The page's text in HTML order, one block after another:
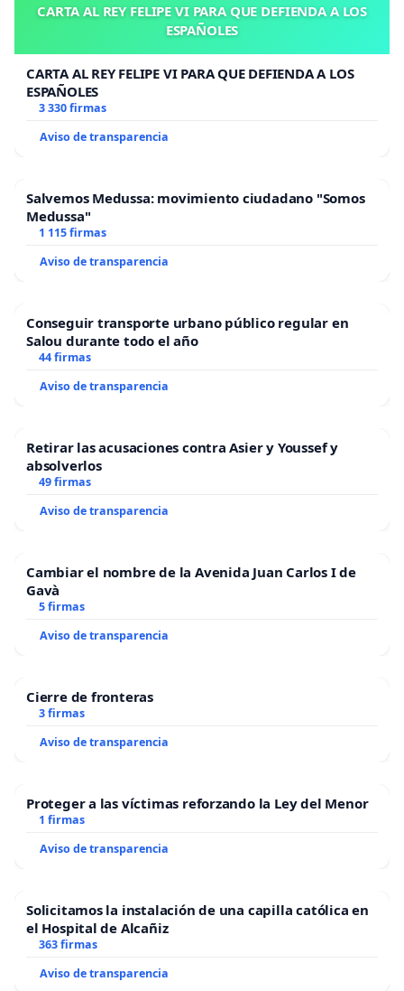
CARTA AL REY FELIPE VI PARA QUE DEFIENDA A LOS
ESPAÑOLES
CARTA AL REY FELIPE VI PARA QUE DEFIENDA A LOS
ESPAÑOLES
3 330 firmas
Aviso de transparencia
Salvemos Medussa: movimiento ciudadano "Somos
Medussa"
1 115 firmas
Aviso de transparencia
Conseguir transporte urbano público regular en
Salou durante todo el año
44 firmas
Aviso de transparencia
Retirar las acusaciones contra Asier y Youssef y
absolverlos
49 firmas
Aviso de transparencia
Cambiar el nombre de la Avenida Juan Carlos I de
Gavà
5 firmas
Aviso de transparencia
Cierre de fronteras
3 firmas
Aviso de transparencia
Proteger a las víctimas reforzando la Ley del Menor
1 firmas
Aviso de transparencia
Solicitamos la instalación de una capilla católica en
el Hospital de Alcañiz
363 firmas
Aviso de transparencia